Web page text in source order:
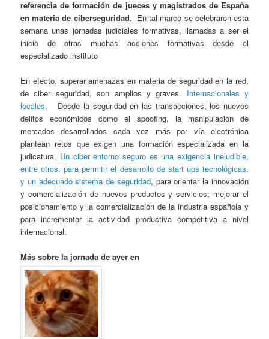
referencia de formación de jueces y magistrados de España
en materia de ciberseguridad. En tal marco se celebraron esta
semana unas jornadas judiciales formativas, llamadas a ser el
inicio de otras muchas acciones formativas desde el
especializado instituto
En efecto, superar amenazas en materia de seguridad en la red,
de ciber seguridad, son amplios y graves. Internacionales y
locales. Desde la seguridad en las transacciones, los nuevos
delitos económicos como el spoofing, la manipulación de
mercados desarrollados cada vez más por vía electrónica
plantean retos que exigen una formación especializada en la
judicatura. Un ciber entorno seguro es una exigencia ineludible,
entre otros, para permitir el desarrollo de start ups tecnológicas,
y un adecuado sistema de seguridad, para orientar la innovación
y comercialización de nuevos productos y servicios; mejorar el
posicionamiento y la comercialización de la industria española y
para incrementar la actividad productiva competitiva a nivel
internacional.
Más sobre la jornada de ayer en